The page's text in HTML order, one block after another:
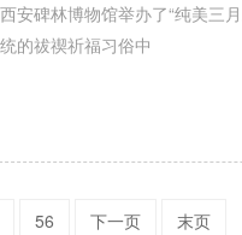
碑林博物馆举办了“纯美三
的祓禊祈福习俗中
56 下一页 末页